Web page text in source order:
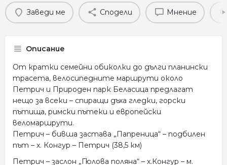
Заведи ме Сподели Мнение
Описание
От кратки семейни обиколки до дълги планински
трасета, велосипедните маршрути около
Петрич и Природен парк Беласица предлагат
нещо за всеки – спиращи дъха гледки, горски
пътища, римски пътеки и европейски
веломаршрути.
Петрич – бивша застава „Папреница“ – подбилен
път – х. Конгур – Петрич (38,5 км)
Петрич – заслон „Гюлова поляна“ – х.Конгур – м.